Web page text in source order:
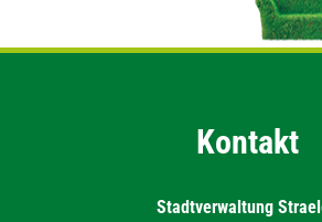
Kontakt
Stadtverwaltung